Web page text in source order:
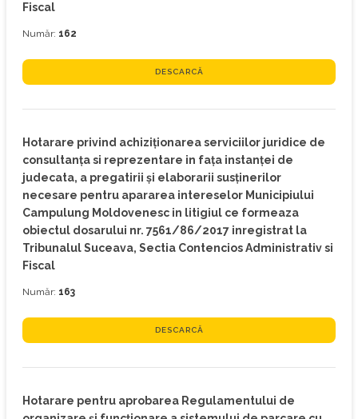
Fiscal
Număr: 162
DESCARCĂ
Hotarare privind achiziţionarea serviciilor juridice de
consultanţa si reprezentare in faţa instanţei de
judecata, a pregatirii şi elaborarii susţinerilor
necesare pentru apararea intereselor Municipiului
Campulung Moldovenesc in litigiul ce formeaza
obiectul dosarului nr. 7561/86/2017 inregistrat la
Tribunalul Suceava, Sectia Contencios Administrativ si
Fiscal
Număr: 163
DESCARCĂ
Hotarare pentru aprobarea Regulamentului de